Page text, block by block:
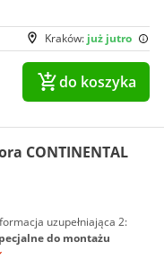
Kraków: już jutro
do koszyka
CONTINENTAL
uzupełniająca 2:
do montażu